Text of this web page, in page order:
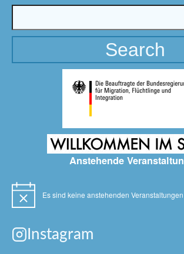
Anstehende
Hinweis Es sind keine anstehenden
Instagram